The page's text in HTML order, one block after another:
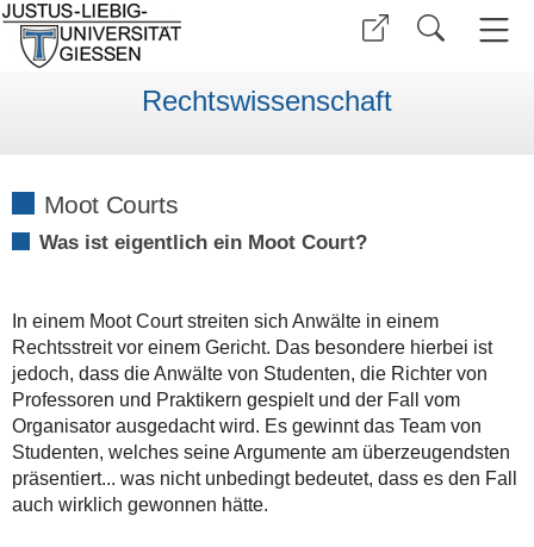
Rechtswissenschaft
Moot Courts
Was ist eigentlich ein Moot Court?
In einem Moot Court streiten sich Anwälte in einem
Rechtsstreit vor einem Gericht. Das besondere hierbei ist
jedoch, dass die Anwälte von Studenten, die Richter von
Professoren und Praktikern gespielt und der Fall vom
Organisator ausgedacht wird. Es gewinnt das Team von
Studenten, welches seine Argumente am überzeugendsten
präsentiert... was nicht unbedingt bedeutet, dass es den Fall
auch wirklich gewonnen hätte.